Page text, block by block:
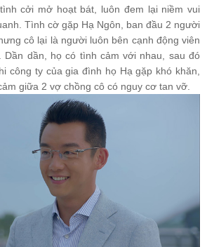
cởi mở hoạt bát, luôn đem lại niềm vui
Tình cờ gặp Hạ Ngôn, ban đầu 2 người
cô lại là người luôn bên cạnh động viên
Dần dần, họ có tình cảm với nhau, sau đó
công ty của gia đình họ Hạ gặp khó khăn,
giữa 2 vợ chồng cô có nguy cơ tan vỡ.